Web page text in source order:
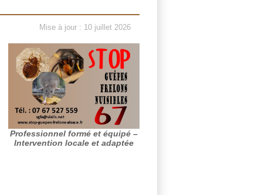
Mise à jour : 10 juillet 2026
Professionnel formé et équipé –
Intervention locale et adaptée